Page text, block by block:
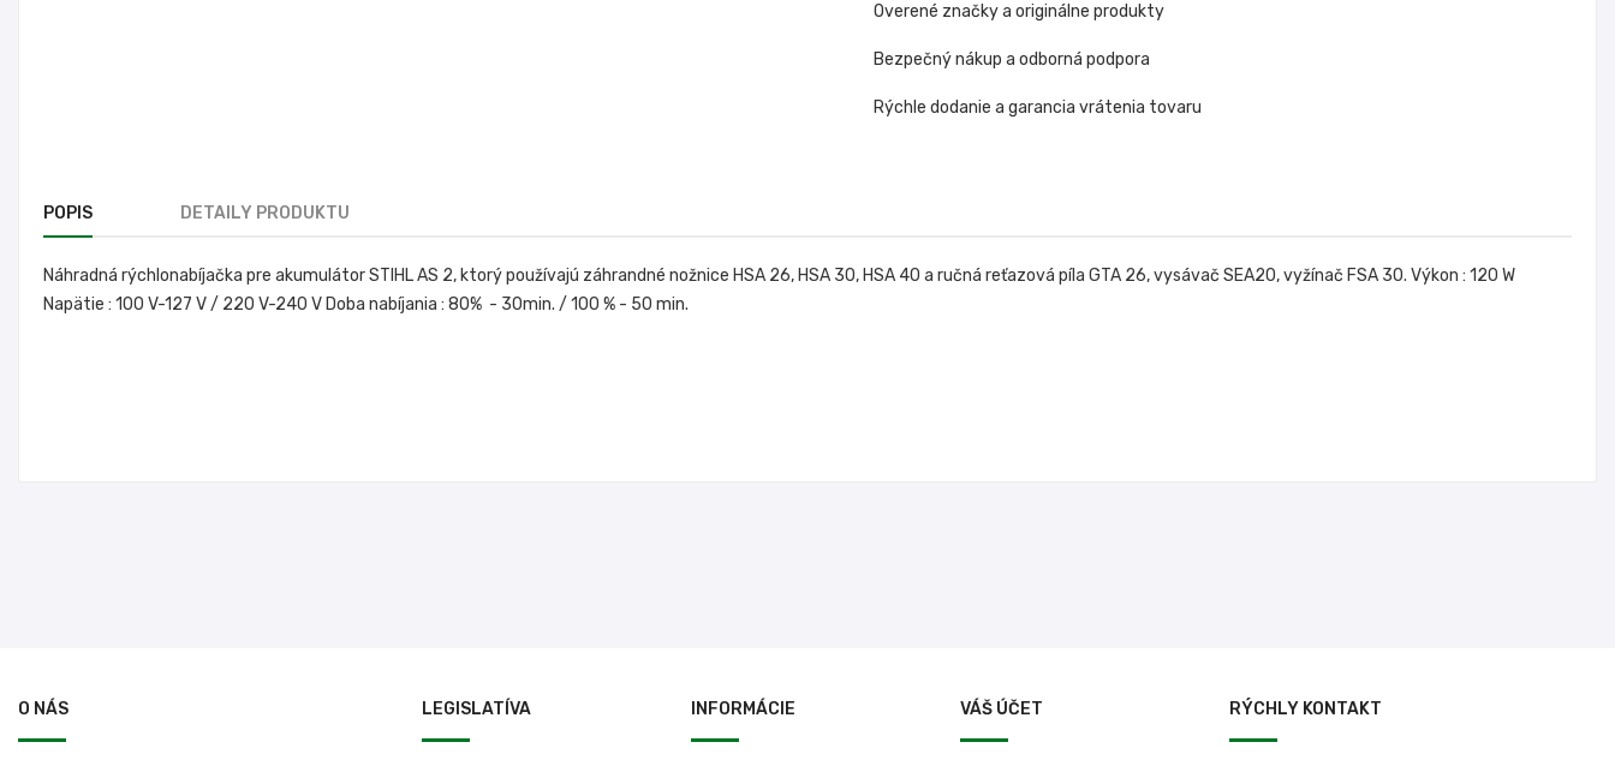
Overené značky a originálne produkty
Bezpečný nákup a odborná podpora
Rýchle dodanie a garancia vrátenia tovaru
POPIS DETAILY PRODUKTU
Náhradná rýchlonabíjačka pre akumulátor STIHL AS 2, ktorý používajú záhrandné nožnice HSA 26, HSA 30, HSA 40 a ručná reťazová píla GTA 26, vysávač SEA20, vyžínač FSA 30. Výkon : 120 W
Napätie : 100 V-127 V / 220 V-240 V Doba nabíjania : 80% - 30min. / 100 % - 50 min.
O NÁS LEGISLATÍVA INFORMÁCIE VÁŠ ÚČET RÝCHLY KONTAKT